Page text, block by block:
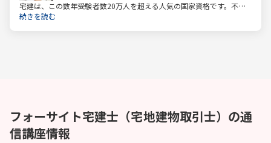
宅建は、この数年受験者数20万人を超える人気の国家資格です。不動
産業に携わる人をはじめ、他業種、学生、主婦まで、さまざまな方が
続きを読む
フォーサイト宅建士（宅地建物取引士） の通
信講座情報